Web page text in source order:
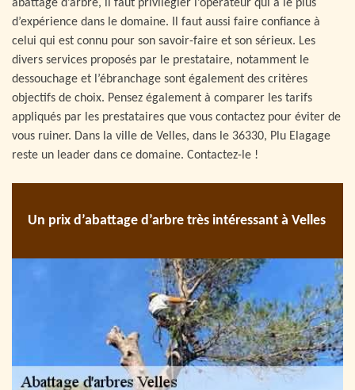
abattage d’arbre, il faut privilégier l’opérateur qui a le plus
d’expérience dans le domaine. Il faut aussi faire confiance à
celui qui est connu pour son savoir-faire et son sérieux. Les
divers services proposés par le prestataire, notamment le
dessouchage et l’ébranchage sont également des critères
objectifs de choix. Pensez également à comparer les tarifs
appliqués par les prestataires que vous contactez pour éviter de
vous ruiner. Dans la ville de Velles, dans le 36330, Plu Elagage
reste un leader dans ce domaine. Contactez-le !
Un prix d’abattage d’arbre très intéressant à Velles